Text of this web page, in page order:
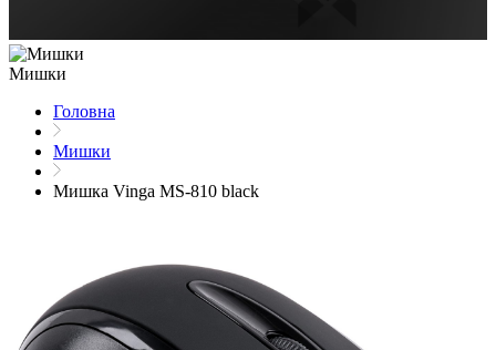
Мишки
Головна
Мишки
Мишка Vinga MS-810 black